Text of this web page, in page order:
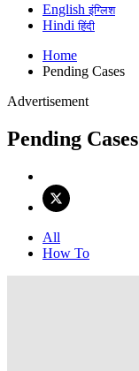
Englishइंग्लिश
Hindiहिंदी
Home
Pending Cases
Advertisement
Pending Cases
All
How To